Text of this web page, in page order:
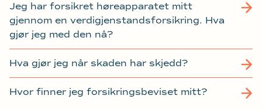
Jeg har forsikret høreapparatet mitt
gjennom en verdigjenstandsforsikring. Hva
gjør jeg med den nå?
Hva gjør jeg når skaden har skjedd?
Hvor finner jeg forsikringsbeviset mitt?